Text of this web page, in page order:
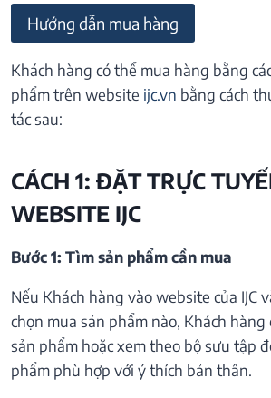
Hướng dẫn mua hàng
Khách hàng có thể mua hàng bằng
phẩm trên website ijc.vn bằng cách
tác sau:
CÁCH 1: ĐẶT TRỰC
WEBSITE IJC
Bước 1: Tìm sản phẩm cần mua
Nếu Khách hàng vào website của IJC
chọn mua sản phẩm nào, Khách
sản phẩm hoặc xem theo bộ sưu tập
phẩm phù hợp với ý thích bản thân.